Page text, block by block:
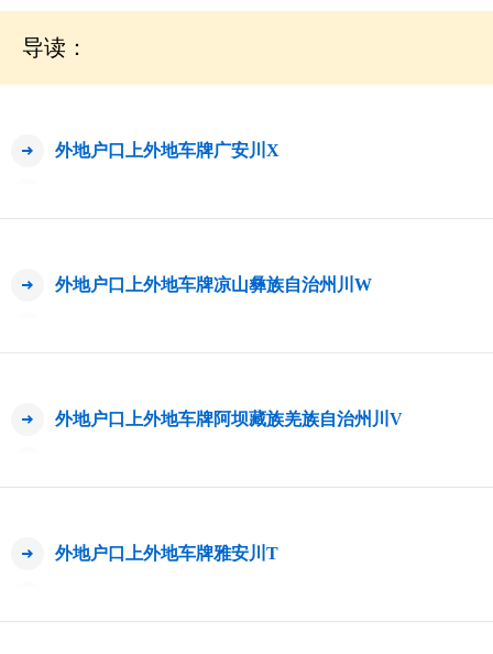
导读：
外地户口上外地车牌广安川X
外地户口上外地车牌凉山彝族自治州川W
外地户口上外地车牌阿坝藏族羌族自治州川V
外地户口上外地车牌雅安川T